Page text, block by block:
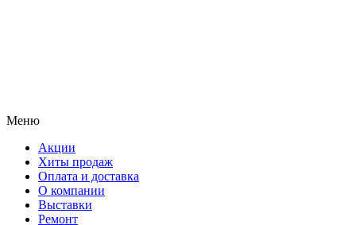
Меню
Акции
Хиты продаж
Оплата и доставка
О компании
Выставки
Ремонт